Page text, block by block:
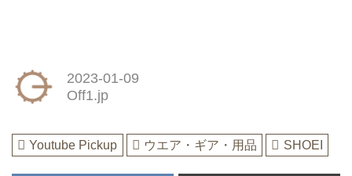
2023-01-09
Off1.jp
Youtube Pickup ウエア・ギア・用品 SHOEI